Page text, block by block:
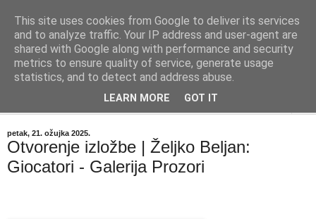
"Kvaka"
Časopis za književnost ISSN 2459-5632
petak, 21. ožujka 2025.
Otvorenje izložbe | Željko Beljan:
Giocatori - Galerija Prozori
This site uses cookies from Google to deliver its services
and to analyze traffic. Your IP address and user-agent are
shared with Google along with performance and security
metrics to ensure quality of service, generate usage
statistics, and to detect and address abuse.
LEARN MORE GOT IT